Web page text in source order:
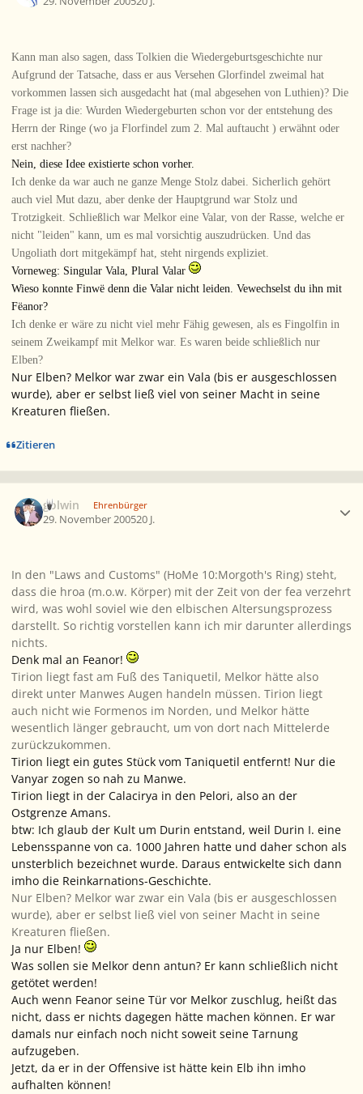
Kann man also sagen, dass Tolkien die Wiedergeburtsgeschichte nur
Aufgrund der Tatsache, dass er aus Versehen Glorfindel zweimal hat
vorkommen lassen sich ausgedacht hat (mal abgesehen von Luthien)? Die
Frage ist ja die: Wurden Wiedergeburten schon vor der entstehung des
Herrn der Ringe (wo ja Florfindel zum 2. Mal auftaucht ) erwähnt oder
erst nachher?
Nein, diese Idee existierte schon vorher.
Ich denke da war auch ne ganze Menge Stolz dabei. Sicherlich gehört
auch viel Mut dazu, aber denke der Hauptgrund war Stolz und
Trotzigkeit. Schließlich war Melkor eine Valar, von der Rasse, welche er
nicht "leiden" kann, um es mal vorsichtig auszudrücken. Und das
Ungoliath dort mitgekämpf hat, steht nirgends expliziet.
Vorneweg: Singular Vala, Plural Valar
Wieso konnte Finwë denn die Valar nicht leiden. Vewechselst du ihn mit
Fëanor?
Ich denke er wäre zu nicht viel mehr Fähig gewesen, als es Fingolfin in
seinem Zweikampf mit Melkor war. Es waren beide schließlich nur
Elben?
Nur Elben? Melkor war zwar ein Vala (bis er ausgeschlossen
wurde), aber er selbst ließ viel von seiner Macht in seine
Kreaturen fließen.
Zitieren
golwin Ehrenbürger
29. November 200520 J.
In den "Laws and Customs" (HoMe 10:Morgoth's Ring) steht,
dass die hroa (m.o.w. Körper) mit der Zeit von der fea verzehrt
wird, was wohl soviel wie den elbischen Altersungsprozess
darstellt. So richtig vorstellen kann ich mir darunter allerdings
nichts.
Denk mal an Feanor!
Tirion liegt fast am Fuß des Taniquetil, Melkor hätte also
direkt unter Manwes Augen handeln müssen. Tirion liegt
auch nicht wie Formenos im Norden, und Melkor hätte
wesentlich länger gebraucht, um von dort nach Mittelerde
zurückzukommen.
Tirion liegt ein gutes Stück vom Taniquetil entfernt! Nur die
Vanyar zogen so nah zu Manwe.
Tirion liegt in der Calacirya in den Pelori, also an der
Ostgrenze Amans.
btw: Ich glaub der Kult um Durin entstand, weil Durin I. eine
Lebensspanne von ca. 1000 Jahren hatte und daher schon als
unsterblich bezeichnet wurde. Daraus entwickelte sich dann
imho die Reinkarnations-Geschichte.
Nur Elben? Melkor war zwar ein Vala (bis er ausgeschlossen
wurde), aber er selbst ließ viel von seiner Macht in seine
Kreaturen fließen.
Ja nur Elben!
Was sollen sie Melkor denn antun? Er kann schließlich nicht
getötet werden!
Auch wenn Feanor seine Tür vor Melkor zuschlug, heißt das
nicht, dass er nichts dagegen hätte machen können. Er war
damals nur einfach noch nicht soweit seine Tarnung
aufzugeben.
Jetzt, da er in der Offensive ist hätte kein Elb ihn imho
aufhalten können!